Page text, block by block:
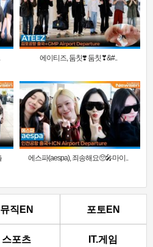
에이티즈, 둠칫❣️ 둠칫❣&#..
에스파(aespa), 죄송해요🥺🎤마이..
뮤직EN 포토EN
스포츠 IT.게임